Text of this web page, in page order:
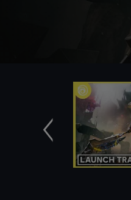
Zurück